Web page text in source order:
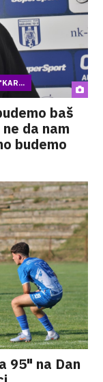
baš
da nam
budemo
95" na Dan